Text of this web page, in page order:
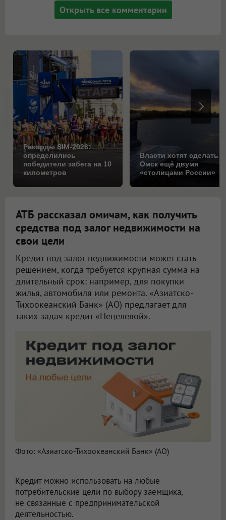
Открыть все комментарии
Рекорды SIM-2026:
определились
победители забега на 10
километров
Власти хотят сделать
Омск ещё двумя
«столицами России»
АТБ рассказал омичам, как получить
средства под залог недвижимости на
свои цели
Кредит под залог недвижимости может стать
решением, когда требуется крупная сумма на
длительный срок: например, для покупки
жилья, автомобиля или ремонта. «Азиатско-
Тихоокеанский Банк» (АО) предлагает для
таких задач кредит «Нецелевой».
Фото: «Азиатско-Тихоокеанский Банк» (АО)
Кредит можно использовать на любые
потребительские цели по выбору заёмщика,
не связанные с предпринимательской
деятельностью.